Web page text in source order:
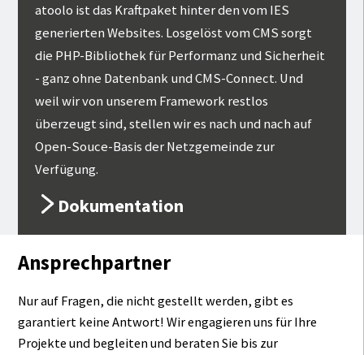
atoolo ist das Kraftpaket hinter den vom IES
generierten Websites. Losgelöst vom CMS sorgt
die PHP-Bibliothek für Performanz und Sicherheit
- ganz ohne Datenbank und CMS-Connect. Und
weil wir von unserem Framework restlos
überzeugt sind, stellen wir es nach und nach auf
Open-Souce-Basis der Netzgemeinde zur
Verfügung.
Dokumentation
Ansprechpartner
Nur auf Fragen, die nicht gestellt werden, gibt es
garantiert keine Antwort! Wir engagieren uns für Ihre
Projekte und begleiten und beraten Sie bis zur